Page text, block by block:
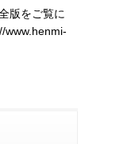
版をご覧に
www.henmi-